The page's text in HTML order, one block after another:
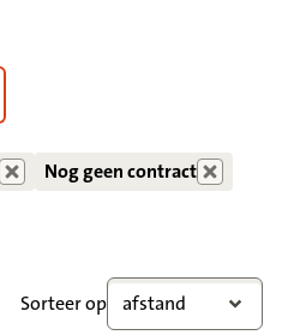
Nog geen contract
Sorteer op afstand